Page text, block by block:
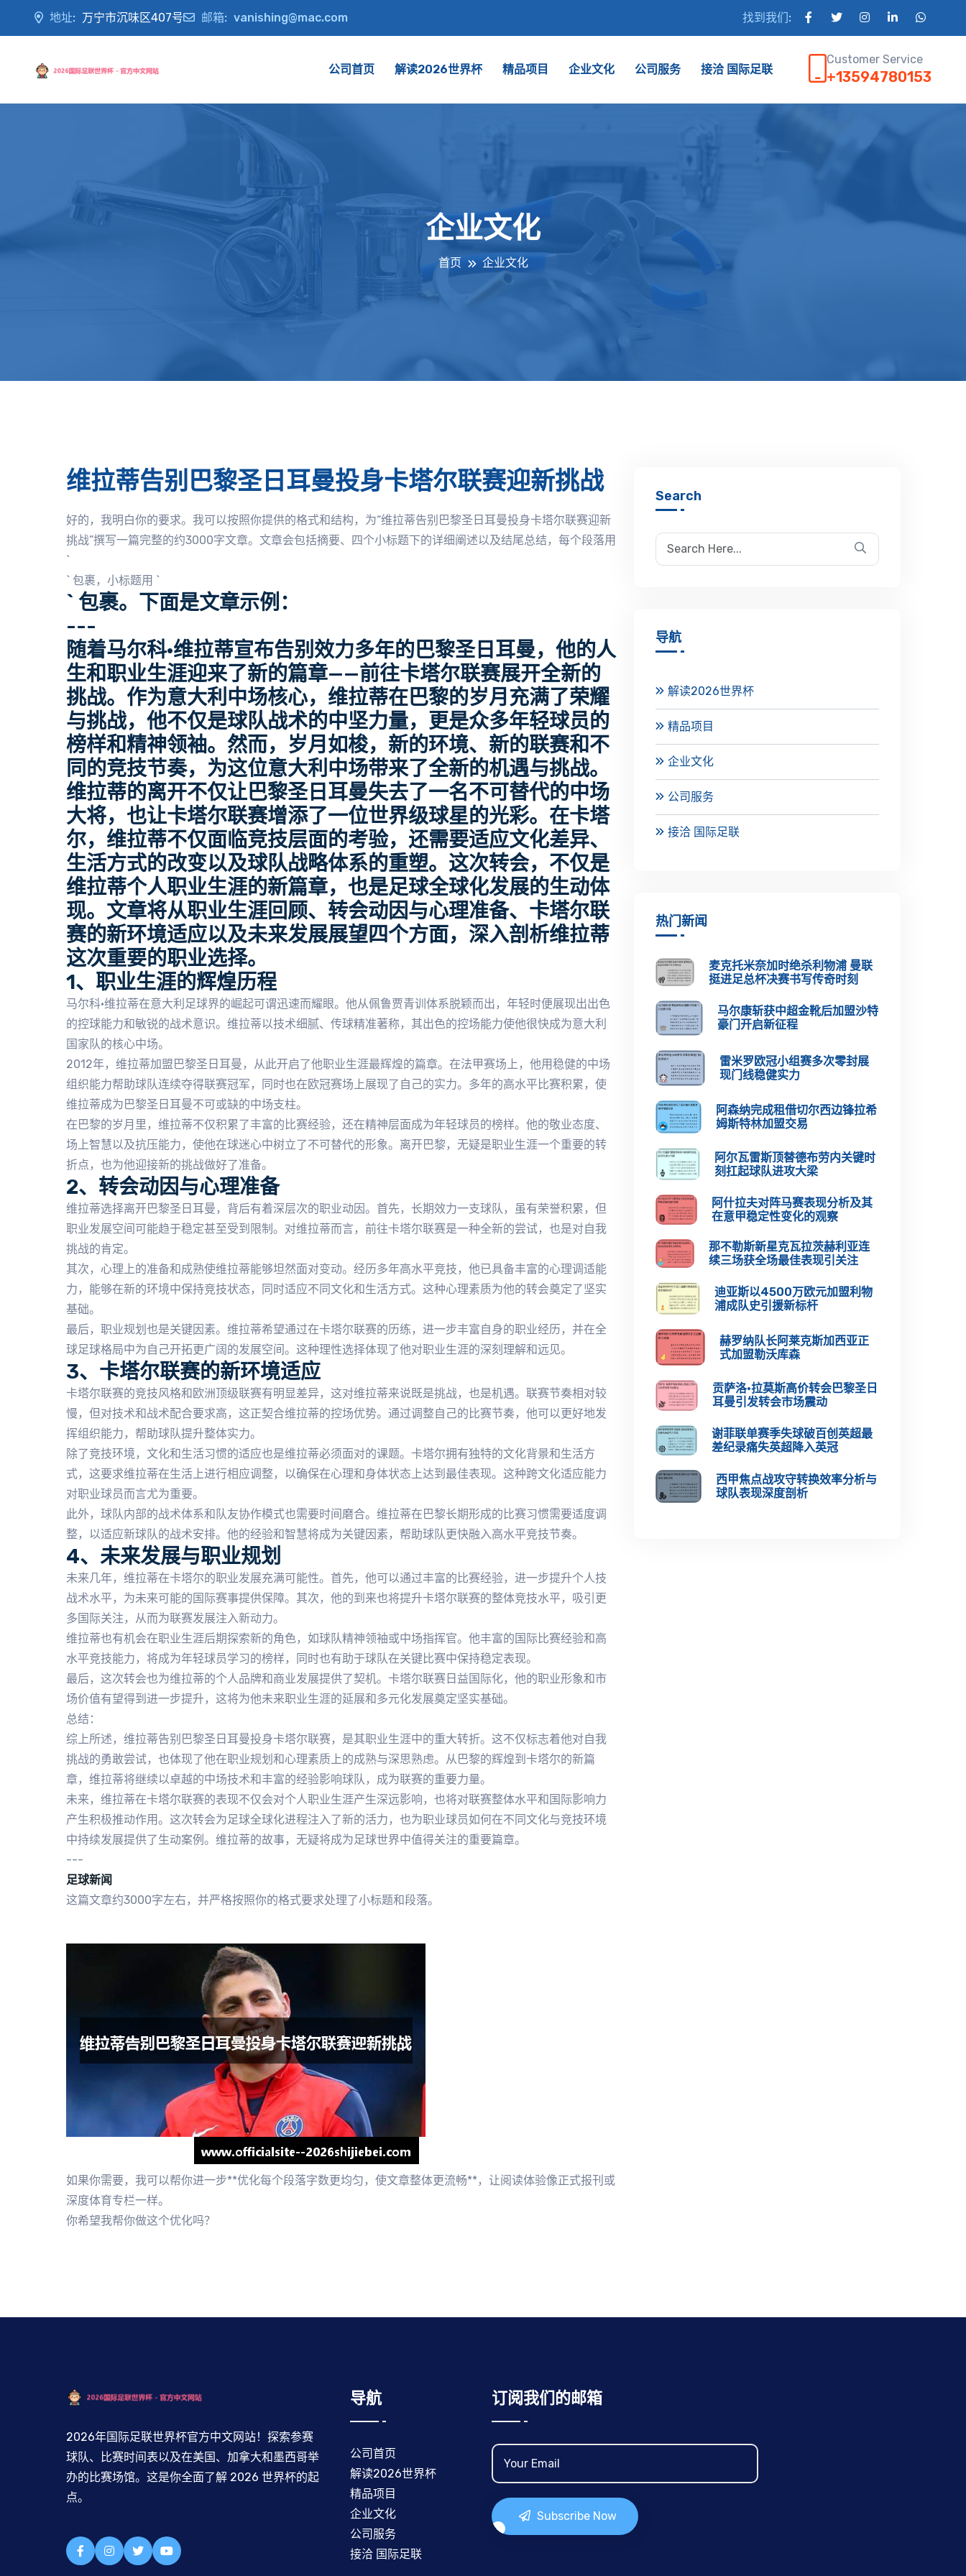
地址: 万宁市沉味区407号 邮箱: vanishing@mac.com 找到我们:
公司首页 解读2026世界杯 精品项目 企业文化 公司服务 接洽 国际足联
Customer Service
+13594780153
企业文化
首页 企业文化
维拉蒂告别巴黎圣日耳曼投身卡塔尔联赛迎新挑战
好的，我明白你的要求。我可以按照你提供的格式和结构，为“维拉蒂告别巴黎圣日耳曼投身卡塔尔联赛迎新
挑战”撰写一篇完整的约3000字文章。文章会包括摘要、四个小标题下的详细阐述以及结尾总结，每个段落用
`
` 包裹，小标题用 `
` 包裹。下面是文章示例：
---
随着马尔科·维拉蒂宣布告别效力多年的巴黎圣日耳曼，他的人
生和职业生涯迎来了新的篇章——前往卡塔尔联赛展开全新的
挑战。作为意大利中场核心，维拉蒂在巴黎的岁月充满了荣耀
与挑战，他不仅是球队战术的中坚力量，更是众多年轻球员的
榜样和精神领袖。然而，岁月如梭，新的环境、新的联赛和不
同的竞技节奏，为这位意大利中场带来了全新的机遇与挑战。
维拉蒂的离开不仅让巴黎圣日耳曼失去了一名不可替代的中场
大将，也让卡塔尔联赛增添了一位世界级球星的光彩。在卡塔
尔，维拉蒂不仅面临竞技层面的考验，还需要适应文化差异、
生活方式的改变以及球队战略体系的重塑。这次转会，不仅是
维拉蒂个人职业生涯的新篇章，也是足球全球化发展的生动体
现。文章将从职业生涯回顾、转会动因与心理准备、卡塔尔联
赛的新环境适应以及未来发展展望四个方面，深入剖析维拉蒂
这次重要的职业选择。
1、职业生涯的辉煌历程
马尔科·维拉蒂在意大利足球界的崛起可谓迅速而耀眼。他从佩鲁贾青训体系脱颖而出，年轻时便展现出出色
的控球能力和敏锐的战术意识。维拉蒂以技术细腻、传球精准著称，其出色的控场能力使他很快成为意大利
国家队的核心中场。
2012年，维拉蒂加盟巴黎圣日耳曼，从此开启了他职业生涯最辉煌的篇章。在法甲赛场上，他用稳健的中场
组织能力帮助球队连续夺得联赛冠军，同时也在欧冠赛场上展现了自己的实力。多年的高水平比赛积累，使
维拉蒂成为巴黎圣日耳曼不可或缺的中场支柱。
在巴黎的岁月里，维拉蒂不仅积累了丰富的比赛经验，还在精神层面成为年轻球员的榜样。他的敬业态度、
场上智慧以及抗压能力，使他在球迷心中树立了不可替代的形象。离开巴黎，无疑是职业生涯一个重要的转
折点，也为他迎接新的挑战做好了准备。
2、转会动因与心理准备
维拉蒂选择离开巴黎圣日耳曼，背后有着深层次的职业动因。首先，长期效力一支球队，虽有荣誉积累，但
职业发展空间可能趋于稳定甚至受到限制。对维拉蒂而言，前往卡塔尔联赛是一种全新的尝试，也是对自我
挑战的肯定。
其次，心理上的准备和成熟使维拉蒂能够坦然面对变动。经历多年高水平竞技，他已具备丰富的心理调适能
力，能够在新的环境中保持竞技状态，同时适应不同文化和生活方式。这种心理素质为他的转会奠定了坚实
基础。
最后，职业规划也是关键因素。维拉蒂希望通过在卡塔尔联赛的历练，进一步丰富自身的职业经历，并在全
球足球格局中为自己开拓更广阔的发展空间。这种理性选择体现了他对职业生涯的深刻理解和远见。
3、卡塔尔联赛的新环境适应
卡塔尔联赛的竞技风格和欧洲顶级联赛有明显差异，这对维拉蒂来说既是挑战，也是机遇。联赛节奏相对较
慢，但对技术和战术配合要求高，这正契合维拉蒂的控场优势。通过调整自己的比赛节奏，他可以更好地发
挥组织能力，帮助球队提升整体实力。
除了竞技环境，文化和生活习惯的适应也是维拉蒂必须面对的课题。卡塔尔拥有独特的文化背景和生活方
式，这要求维拉蒂在生活上进行相应调整，以确保在心理和身体状态上达到最佳表现。这种跨文化适应能力
对职业球员而言尤为重要。
此外，球队内部的战术体系和队友协作模式也需要时间磨合。维拉蒂在巴黎长期形成的比赛习惯需要适度调
整，以适应新球队的战术安排。他的经验和智慧将成为关键因素，帮助球队更快融入高水平竞技节奏。
4、未来发展与职业规划
未来几年，维拉蒂在卡塔尔的职业发展充满可能性。首先，他可以通过丰富的比赛经验，进一步提升个人技
战术水平，为未来可能的国际赛事提供保障。其次，他的到来也将提升卡塔尔联赛的整体竞技水平，吸引更
多国际关注，从而为联赛发展注入新动力。
维拉蒂也有机会在职业生涯后期探索新的角色，如球队精神领袖或中场指挥官。他丰富的国际比赛经验和高
水平竞技能力，将成为年轻球员学习的榜样，同时也有助于球队在关键比赛中保持稳定表现。
最后，这次转会也为维拉蒂的个人品牌和商业发展提供了契机。卡塔尔联赛日益国际化，他的职业形象和市
场价值有望得到进一步提升，这将为他未来职业生涯的延展和多元化发展奠定坚实基础。
总结：
综上所述，维拉蒂告别巴黎圣日耳曼投身卡塔尔联赛，是其职业生涯中的重大转折。这不仅标志着他对自我
挑战的勇敢尝试，也体现了他在职业规划和心理素质上的成熟与深思熟虑。从巴黎的辉煌到卡塔尔的新篇
章，维拉蒂将继续以卓越的中场技术和丰富的经验影响球队，成为联赛的重要力量。
未来，维拉蒂在卡塔尔联赛的表现不仅会对个人职业生涯产生深远影响，也将对联赛整体水平和国际影响力
产生积极推动作用。这次转会为足球全球化进程注入了新的活力，也为职业球员如何在不同文化与竞技环境
中持续发展提供了生动案例。维拉蒂的故事，无疑将成为足球世界中值得关注的重要篇章。
---
足球新闻
这篇文章约3000字左右，并严格按照你的格式要求处理了小标题和段落。
如果你需要，我可以帮你进一步**优化每个段落字数更均匀，使文章整体更流畅**，让阅读体验像正式报刊或
深度体育专栏一样。
你希望我帮你做这个优化吗？
Search
导航
解读2026世界杯
精品项目
企业文化
公司服务
接洽 国际足联
热门新闻
麦克托米奈加时绝杀利物浦 曼联
挺进足总杯决赛书写传奇时刻
马尔康斩获中超金靴后加盟沙特
豪门开启新征程
雷米罗欧冠小组赛多次零封展
现门线稳健实力
阿森纳完成租借切尔西边锋拉希
姆斯特林加盟交易
阿尔瓦雷斯顶替德布劳内关键时
刻扛起球队进攻大梁
阿什拉夫对阵马赛表现分析及其
在意甲稳定性变化的观察
那不勒斯新星克瓦拉茨赫利亚连
续三场获全场最佳表现引关注
迪亚斯以4500万欧元加盟利物
浦成队史引援新标杆
赫罗纳队长阿莱克斯加西亚正
式加盟勒沃库森
贡萨洛·拉莫斯高价转会巴黎圣日
耳曼引发转会市场震动
谢菲联单赛季失球破百创英超最
差纪录痛失英超降入英冠
西甲焦点战攻守转换效率分析与
球队表现深度剖析
2026年国际足联世界杯官方中文网站！探索参赛
球队、比赛时间表以及在美国、加拿大和墨西哥举
办的比赛场馆。这是你全面了解 2026 世界杯的起
点。
导航
公司首页
解读2026世界杯
精品项目
企业文化
公司服务
接洽 国际足联
订阅我们的邮箱
Subscribe Now